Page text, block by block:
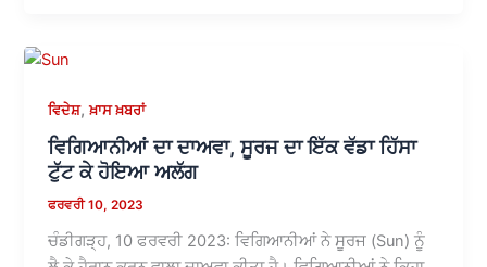
ਵਿਦੇਸ਼,ਖ਼ਾਸ ਖ਼ਬਰਾਂ
ਵਿਗਿਆਨੀਆਂ ਦਾ ਦਾਅਵਾ, ਸੂਰਜ ਦਾ ਇੱਕ ਵੱਡਾ ਹਿੱਸਾ
ਟੁੱਟ ਕੇ ਹੋਇਆ ਅਲੱਗ
ਫਰਵਰੀ 10, 2023
ਚੰਡੀਗੜ੍ਹ, 10 ਫਰਵਰੀ 2023: ਵਿਗਿਆਨੀਆਂ ਨੇ ਸੂਰਜ (Sun) ਨੂੰ